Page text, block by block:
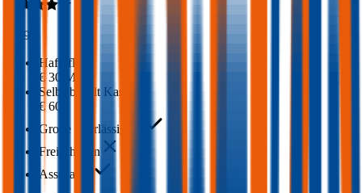
309
Haftpflicht
€ 30 Mio.
Selbstbehalt Kasko
€ 600
Grobe Fahrlässigkeit
Freischaden
Assistance